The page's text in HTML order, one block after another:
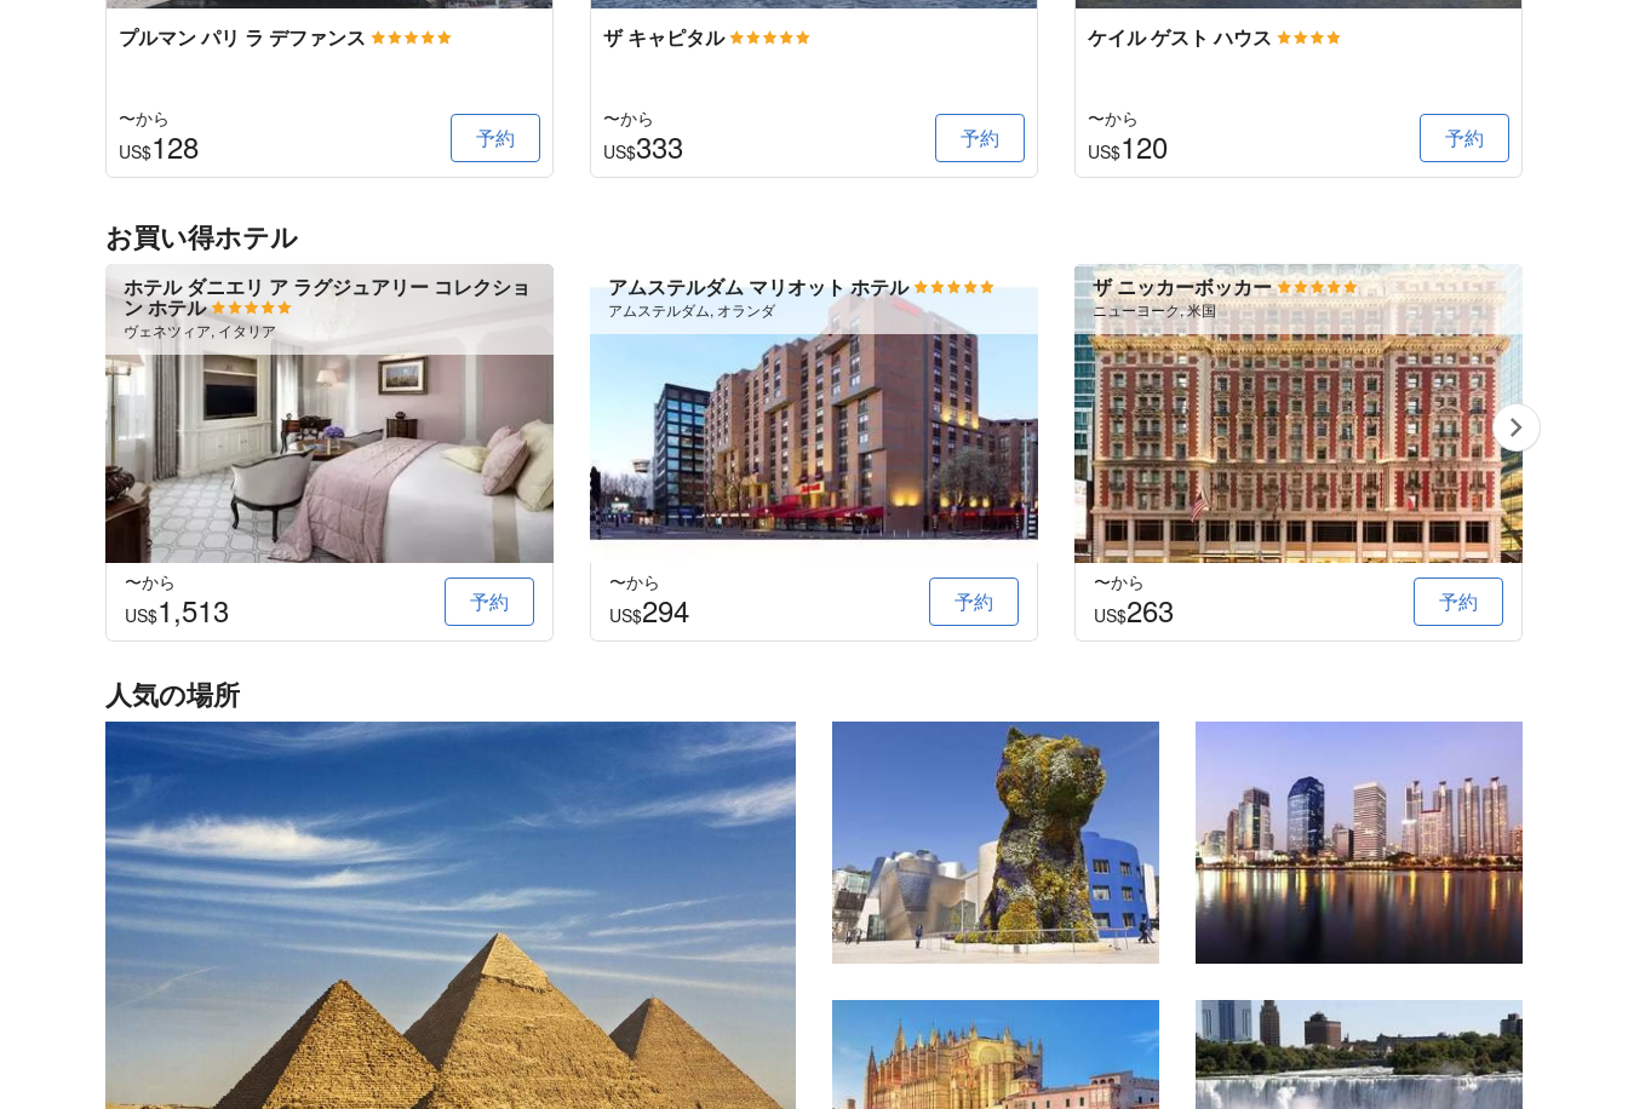
プルマン パリ ラ デファンス
〜から
US$128 予約
ザ キャピタル
〜から
US$333 予約
ケイル ゲスト ハウス
〜から
US$120 予約
お買い得ホテル
ホテル ダニエリ ア ラグジュアリー コレクショ
ン ホテル
ヴェネツィア, イタリア
〜から
US$1,513 予約
アムステルダム マリオット ホテル
アムステルダム, オランダ
〜から
US$294 予約
ザ ニッカーボッカー
ニューヨーク, 米国
〜から
US$263 予約
人気の場所